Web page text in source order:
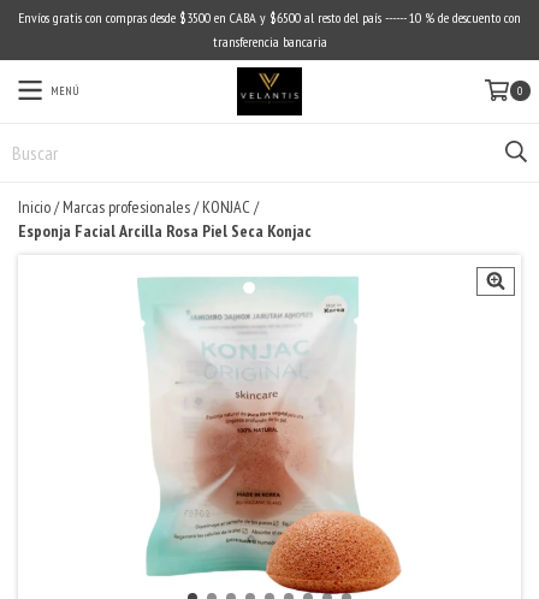
Envíos gratis con compras desde $3500 en CABA y $6500 al resto del país ------ 10 % de descuento con
transferencia bancaria
MENÚ 0
Inicio/ Marcas profesionales/ KONJAC /
Esponja Facial Arcilla Rosa Piel Seca Konjac